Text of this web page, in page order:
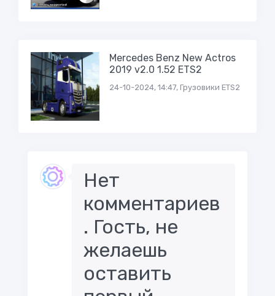
Mercedes Benz New Actros
2019 v2.0 1.52 ETS2
24-10-2024, 14:47, Грузовики ETS2
Нет
комментариев
. Гость, не
желаешь
оставить